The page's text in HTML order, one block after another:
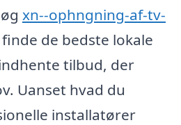
xn--ophngning-af-tv-
de bedste lokale
tilbud, der
Uanset hvad du
installatører